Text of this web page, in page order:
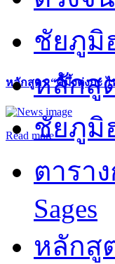
หลักสูตร “คี้มึ้งตุ่งกะ
Read more
ชัยภูมิ
หลักสู
ชัยภูมิ
ตารา
Sages
หลักสู